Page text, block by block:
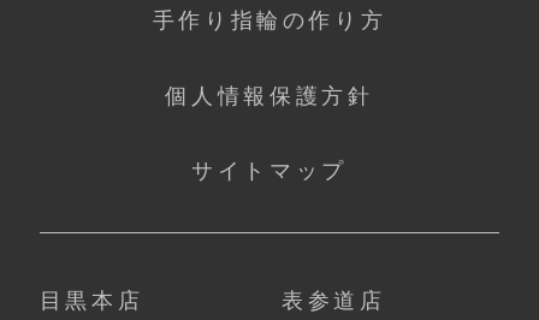
手作り指輪の作り方
個人情報保護方針
サイトマップ
目黒本店 表参道店